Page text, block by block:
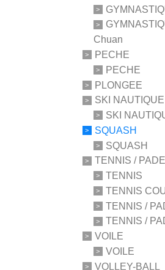
Chuan
PECHE
PECHE
PLONGEE
SKI NAUTIQUE
SKI
SQUASH
SQUASH
TENNIS /
TENNIS
TENNIS
TENNIS /
TENNIS /
VOILE
VOILE
VOLLEY-BALL